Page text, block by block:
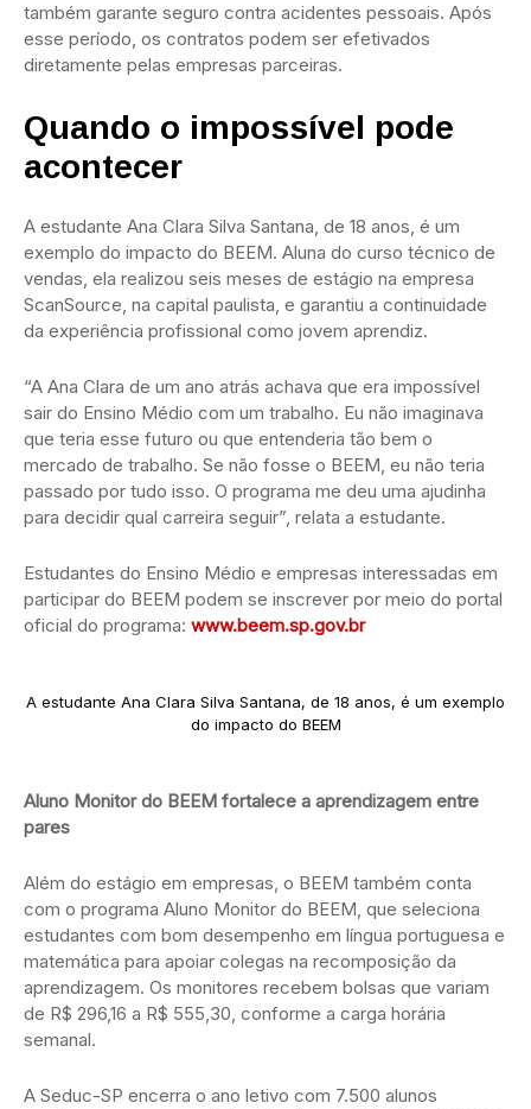
também garante seguro contra acidentes pessoais. Após
esse período, os contratos podem ser efetivados
diretamente pelas empresas parceiras.
Quando o impossível pode
acontecer
A estudante Ana Clara Silva Santana, de 18 anos, é um
exemplo do impacto do BEEM. Aluna do curso técnico de
vendas, ela realizou seis meses de estágio na empresa
ScanSource, na capital paulista, e garantiu a continuidade
da experiência profissional como jovem aprendiz.
“A Ana Clara de um ano atrás achava que era impossível
sair do Ensino Médio com um trabalho. Eu não imaginava
que teria esse futuro ou que entenderia tão bem o
mercado de trabalho. Se não fosse o BEEM, eu não teria
passado por tudo isso. O programa me deu uma ajudinha
para decidir qual carreira seguir”, relata a estudante.
Estudantes do Ensino Médio e empresas interessadas em
participar do BEEM podem se inscrever por meio do portal
oficial do programa: www.beem.sp.gov.br
A estudante Ana Clara Silva Santana, de 18 anos, é um exemplo
do impacto do BEEM
Aluno Monitor do BEEM fortalece a aprendizagem entre
pares
Além do estágio em empresas, o BEEM também conta
com o programa Aluno Monitor do BEEM, que seleciona
estudantes com bom desempenho em língua portuguesa e
matemática para apoiar colegas na recomposição da
aprendizagem. Os monitores recebem bolsas que variam
de R$ 296,16 a R$ 555,30, conforme a carga horária
semanal.
A Seduc-SP encerra o ano letivo com 7.500 alunos